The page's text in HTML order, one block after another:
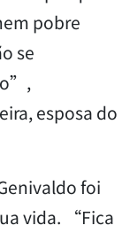
pobre
se
esposa do
foi
vida. “Fica